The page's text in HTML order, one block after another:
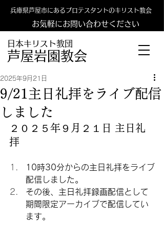
日本キリスト教団
​​芦屋岩園教会
兵庫県芦屋市にあるプロテスタントのキリスト教会
お気軽にお問い合わせください
9/21主日礼拝をライブ配信
しました
2025年9月21日
２０２５年９月２１日 主日礼
拝
10時30分からの主日礼拝をライブ
配信しました。
その後、主日礼拝録画配信として
期間限定アーカイブで配信してい
ます。